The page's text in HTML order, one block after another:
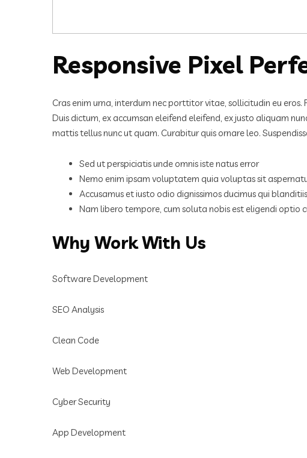
Responsive Pixel
Cras enim urna, interdum nec porttitor vitae, sollicitudin eu
Duis dictum, ex accumsan eleifend eleifend, ex justo aliquam
mattis tellus nunc ut quam. Curabitur quis ornare leo.
Sed ut perspiciatis unde omnis iste natus error
Nemo enim ipsam voluptatem quia voluptas sit
Accusamus et iusto odio dignissimos ducimus qui blanditiis
Nam libero tempore, cum soluta nobis est eligendi optio
Why Work With Us
Software Development
SEO Analysis
Clean Code
Web Development
Cyber Security
App Development